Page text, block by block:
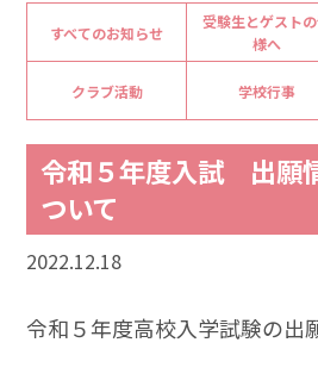
すべてのお知らせ
受験生とゲスト
様へ
クラブ活動 学校行事
令和５年度入試 出願
ついて
2022.12.18
令和５年度高校入学試験の出